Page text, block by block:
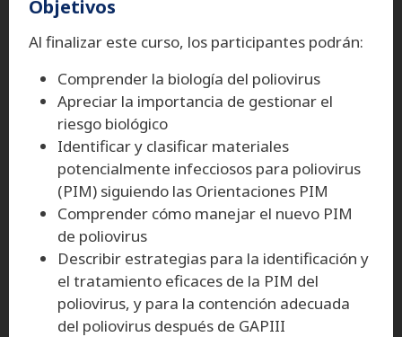
Objetivos
Al finalizar este curso, los participantes podrán:
Comprender la biología del poliovirus
Apreciar la importancia de gestionar el
riesgo biológico
Identificar y clasificar materiales
potencialmente infecciosos para poliovirus
(PIM) siguiendo las Orientaciones PIM
Comprender cómo manejar el nuevo PIM
de poliovirus
Describir estrategias para la identificación y
el tratamiento eficaces de la PIM del
poliovirus, y para la contención adecuada
del poliovirus después de GAPIII